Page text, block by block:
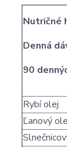
Nutričné
Denná
90
Rybí olej
Ľanový